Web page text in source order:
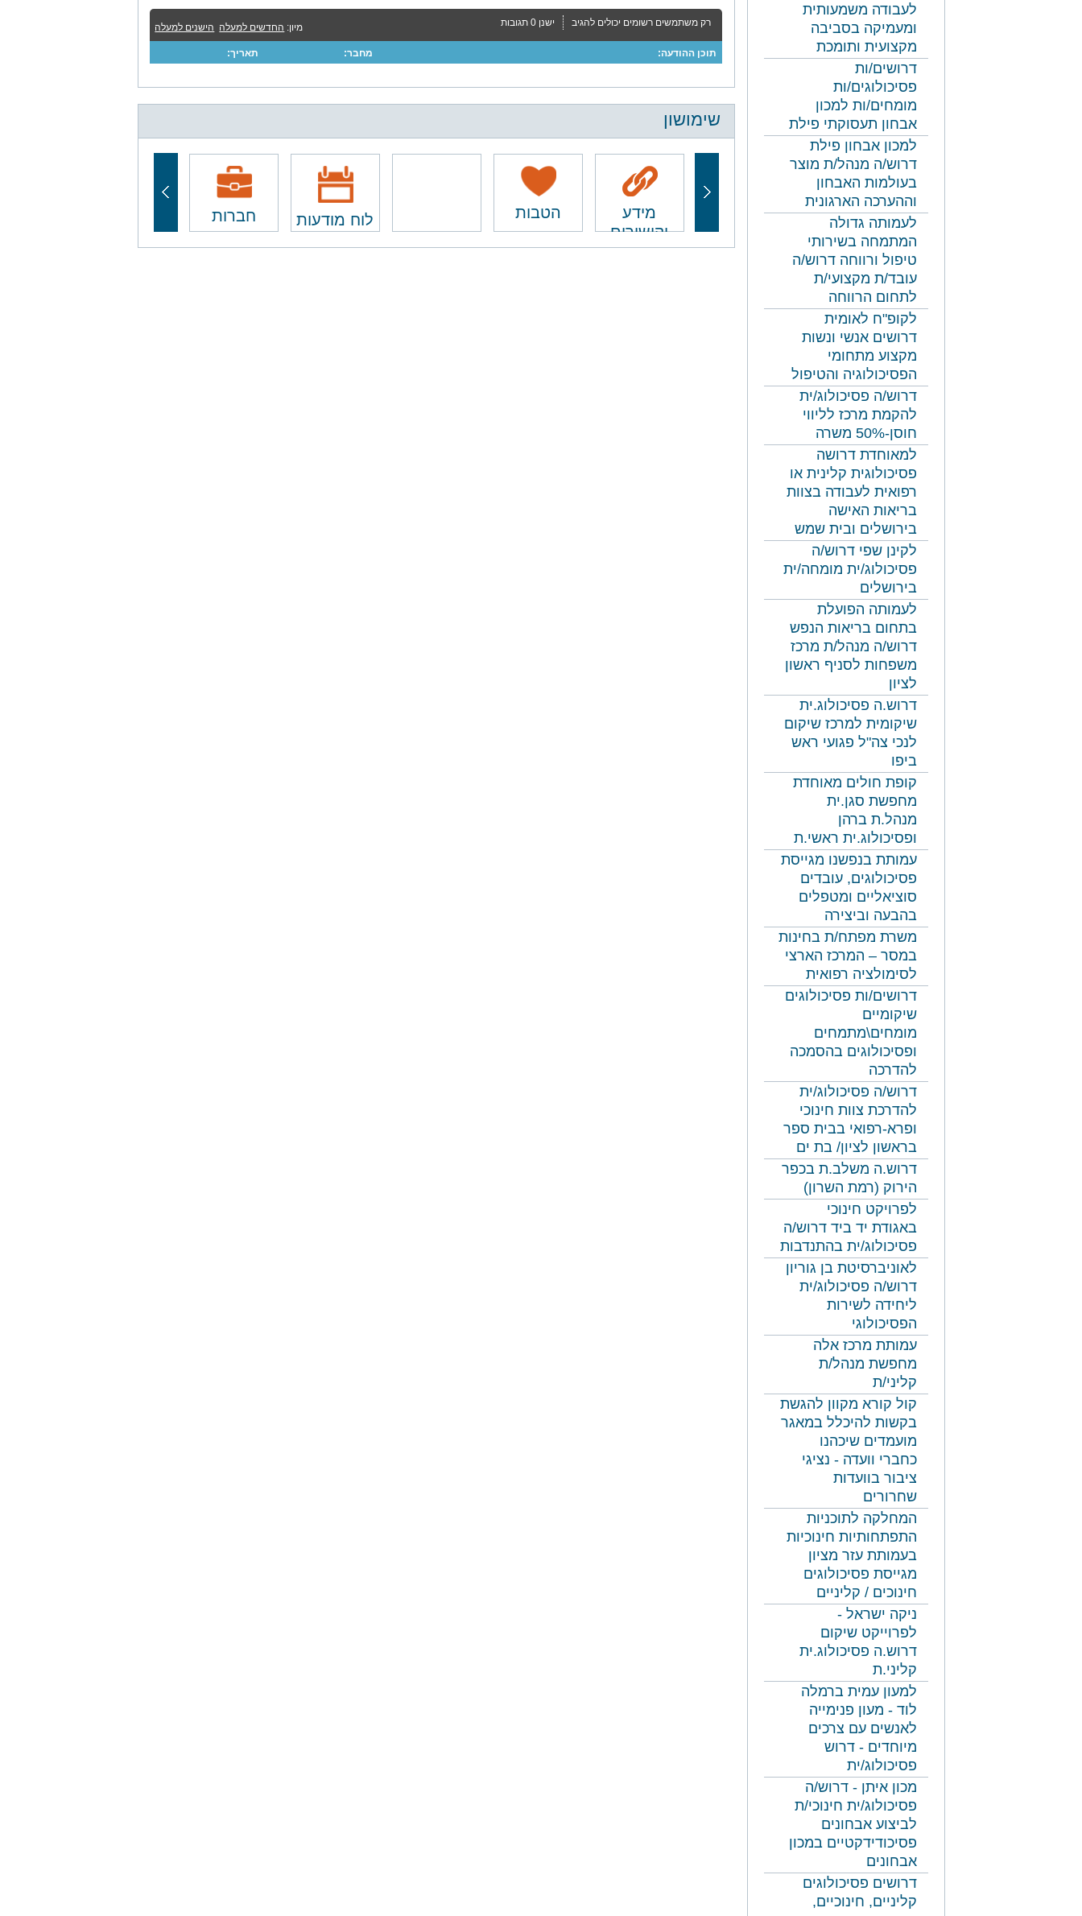
לעבודה משמעותית
ומעמיקה בסביבה
מקצועית ותומכת
דרושים/ות
פסיכולוגים/ות
מומחים/ות למכון
אבחון תעסוקתי פילת
למכון אבחון פילת
דרוש/ה מנהל/ת מוצר
בעולמות האבחון
וההערכה הארגונית
לעמותה גדולה
המתמחה בשירותי
טיפול ורווחה דרוש/ה
עובד/ת מקצועי/ת
לתחום הרווחה
לקופ"ח לאומית
דרושים אנשי ונשות
מקצוע מתחומי
הפסיכולוגיה והטיפול
דרוש/ה פסיכולוג/ית
להקמת מרכז לליווי
חוסן-50% משרה
למאוחדת דרושה
פסיכולוגית קלינית או
רפואית לעבודה בצוות
בריאות האישה
בירושלים ובית שמש
לקינן שפי דרוש/ה
פסיכולוג/ית מומחה/ית
בירושלים
לעמותה הפועלת
בתחום בריאות הנפש
דרוש/ה מנהל/ת מרכז
משפחות לסניף ראשון
לציון
דרוש.ה פסיכולוג.ית
שיקומית למרכז שיקום
לנכי צה"ל פגועי ראש
ביפו
קופת חולים מאוחדת
מחפשת סגן.ית
מנהל.ת ברהן
ופסיכולוג.ית ראשי.ת
עמותת בנפשנו מגייסת
פסיכולוגים, עובדים
סוציאליים ומטפלים
בהבעה וביצירה
משרת מפתח/ת בחינות
במסר – המרכז הארצי
לסימולציה רפואית
דרושים/ות פסיכולוגים
שיקומיים
מומחים\מתמחים
ופסיכולוגים בהסמכה
להדרכה
דרוש/ה פסיכולוג/ית
להדרכת צוות חינוכי
ופרא-רפואי בבית ספר
בראשון לציון/ בת ים
דרוש.ה משלב.ת בכפר
הירוק (רמת השרון)
לפרויקט חינוכי
באגודת יד ביד דרוש/ה
פסיכולוג/ית בהתנדבות
לאוניברסיטת בן גוריון
דרוש/ה פסיכולוג/ית
ליחידה לשירות
הפסיכולוגי
עמותת מרכז אלה
מחפשת מנהל/ת
קליני/ת
קול קורא מקוון להגשת
בקשות להיכלל במאגר
מועמדים שיכהנו
כחברי וועדה - נציגי
ציבור בוועדות
שחרורים
המחלקה לתוכניות
התפתחותיות חינוכיות
בעמותת עזר מציון
מגייסת פסיכולוגים
חינוכים / קליניים
ניקה ישראל -
לפרוייקט שיקום
דרוש.ה פסיכולוג.ית
קליני.ת
למעון עמית ברמלה
לוד - מעון פנימייה
לאנשים עם צרכים
מיוחדים - דרוש
פסיכולוג/ית
מכון איתן - דרוש/ה
פסיכולוג/ית חינוכי/ת
לביצוע אבחונים
פסיכודידקטיים במכון
אבחונים
דרושים פסיכולוגים
קליניים, חינוכיים,
רק משתמשים רשומים יכולים להגיב ישנן 0 תגובות מיון: החדשים למעלה הישנים למעלה
תוכן ההודעה: מחבר: תאריך:
שימושון
חברות לוח מודעות הטבות
מידע
וקישורים
נושאים
משפטיים